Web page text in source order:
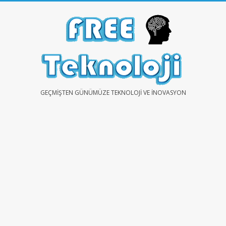
FREEGEÇMIŞTEN GÜNÜMÜZE TEKNOLOJI VE İNOVASYON